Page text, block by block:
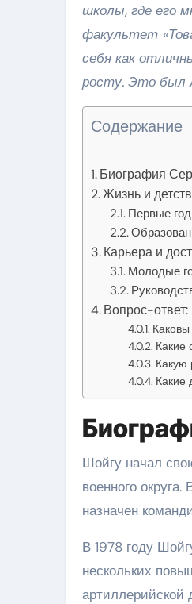
школы, где его
факультет
себя как
росту. Это был
Содержание
Биография
Жизнь и
Первые
Карьера и
Молодые
Вопрос-ответ:
Какие
Какую
Какие
Шойгу начал
военного
назначен
В 1978 году
нескольких
артиллерийской